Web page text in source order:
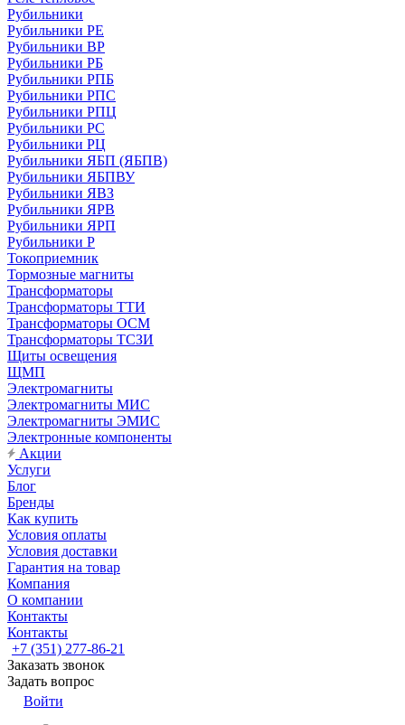
Рубильники
Рубильники РЕ
Рубильники ВР
Рубильники РБ
Рубильники РПБ
Рубильники РПС
Рубильники РПЦ
Рубильники РС
Рубильники РЦ
Рубильники ЯБП (ЯБПВ)
Рубильники ЯБПВУ
Рубильники ЯВЗ
Рубильники ЯРВ
Рубильники ЯРП
Рубильники Р
Токоприемник
Тормозные магниты
Трансформаторы
Трансформаторы ТТИ
Трансформаторы ОСМ
Трансформаторы ТСЗИ
Щиты освещения
ЩМП
Электромагниты
Электромагниты МИС
Электромагниты ЭМИС
Электронные компоненты
Акции
Услуги
Блог
Бренды
Как купить
Условия оплаты
Условия доставки
Гарантия на товар
Компания
О компании
Контакты
Контакты
+7 (351) 277-86-21
Заказать звонок
Задать вопрос
Войти